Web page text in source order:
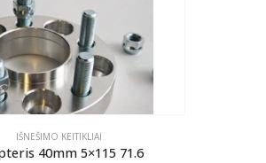
IŠNEŠIMO KEITIKLIAI
40mm 5×115 71.6